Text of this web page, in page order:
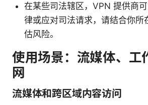
在某些司法辖区，VPN 提供商
律或应对司法请求，请结合你所
估风险。
使用场景：流媒体、工
网
流媒体和跨区域内容访问